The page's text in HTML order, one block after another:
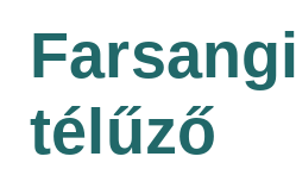
Farsangi
télűző